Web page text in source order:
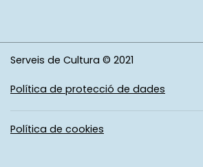
Serveis de Cultura © 2021
Política de protecció de dades
Política de cookies